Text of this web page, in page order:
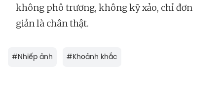
không phô trương, không kỹ xảo, chỉ đơn
giản là chân thật.
#Nhiếp ảnh #Khoảnh khắc